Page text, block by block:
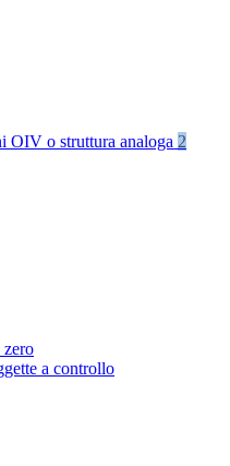
OIV o struttura analoga 2
zero
a controllo